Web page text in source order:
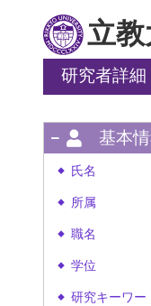
立
研究者詳細
基本
◆ 氏名
◆ 所属
◆ 職名
◆ 学位
◆ 研究キーワー